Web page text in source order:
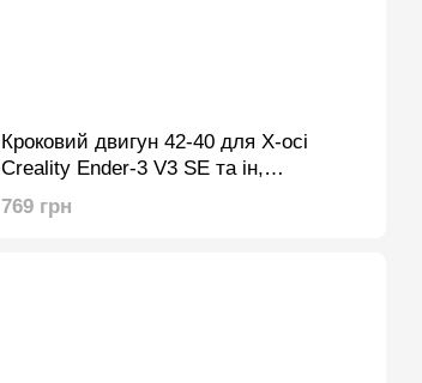
Кроковий двигун 42-40 для X-осі
Creality Ender-3 V3 SE та ін,
оригінальний
769 грн